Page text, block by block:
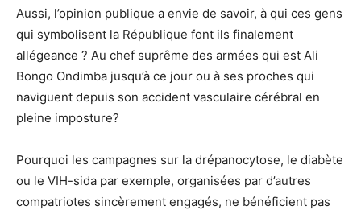
Aussi, l’opinion publique a envie de savoir, à qui ces gens
qui symbolisent la République font ils finalement
allégeance ? Au chef suprême des armées qui est Ali
Bongo Ondimba jusqu’à ce jour ou à ses proches qui
naviguent depuis son accident vasculaire cérébral en
pleine imposture?
Pourquoi les campagnes sur la drépanocytose, le diabète
ou le VIH-sida par exemple, organisées par d’autres
compatriotes sincèrement engagés, ne bénéficient pas